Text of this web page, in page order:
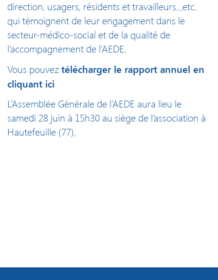
direction, usagers, résidents et travailleurs…etc.
qui témoignent de leur engagement dans le
secteur-médico-social et de la qualité de
l’accompagnement de l’AEDE.
Vous pouveztélécharger le rapport annuel en
cliquant ici
L’Assemblée Générale de l’AEDE aura lieu le
samedi 28 juin à 15h30 au siège de l’association à
Hautefeuille (77).